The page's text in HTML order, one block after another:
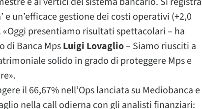
un’efficace gestione dei costi operativi (+2,0
presentiamo risultati spettacolari – ha
di Banca MpsLuigi Lovaglio– Siamo riusciti a
solido in grado di proteggere Mps e
il 66,67% nell’Ops lanciata su Mediobanca e
nella call odierna con gli analisti finanziari: